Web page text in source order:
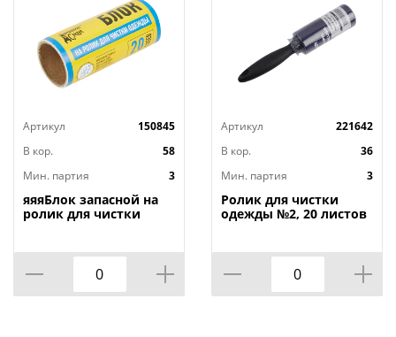
Артикул
150845
В кор.
58
Мин. партия
3
яяяБлок запасной на
ролик для чистки
ДС-193, 3/116
Артикул
221642
В кор.
36
Мин. партия
3
Ролик для чистки
одежды №2, 20 листов